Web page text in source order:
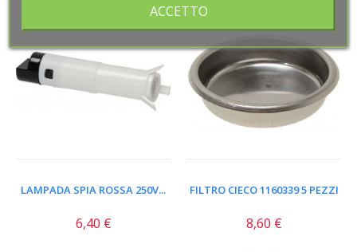
LAMPADA SPIA ROSSA 250V...
6,40 €
FILTRO CIECO 1160339 5 PEZZI
8,60 €
ACCETTO
ACCETTO